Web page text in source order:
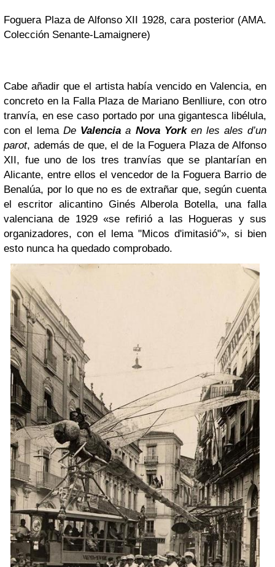
Foguera Plaza de Alfonso XII 1928, cara posterior (AMA.
Colección Senante-Lamaignere)
Cabe añadir que el artista había vencido en Valencia, en
concreto en la Falla Plaza de Mariano Benlliure, con otro
tranvía, en ese caso portado por una gigantesca libélula,
con el lemaDe Valencia a Nova Yorken les ales d’un
parot, además de que, el de la Foguera Plaza de Alfonso
XII, fue uno de los tres tranvías que se plantarían en
Alicante, entre ellos el vencedor de la Foguera Barrio de
Benalúa, por lo que no es de extrañar que, según cuenta
el escritor alicantino Ginés Alberola Botella, una falla
valenciana de 1929 «se refirió a las Hogueras y sus
organizadores, con el lema "Micos d'imitasió"», si bien
esto nunca ha quedado comprobado.